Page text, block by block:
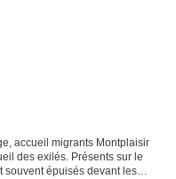
accueil migrants Montplaisir
des exilés. Présents sur le
souvent épuisés devant les